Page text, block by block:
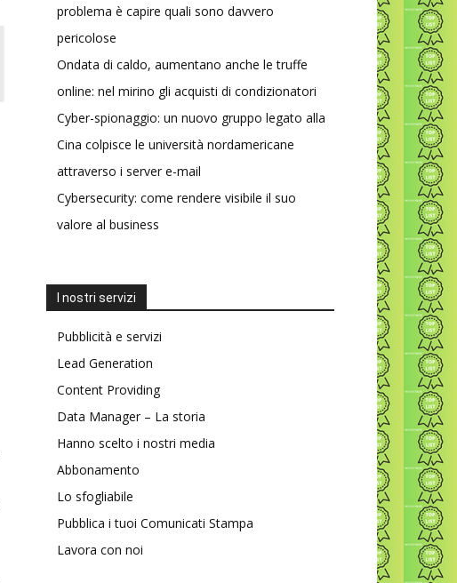
problema è capire quali sono davvero
pericolose
Ondata di caldo, aumentano anche le truffe
online: nel mirino gli acquisti di condizionatori
Cyber-spionaggio: un nuovo gruppo legato alla
Cina colpisce le università nordamericane
attraverso i server e-mail
Cybersecurity: come rendere visibile il suo
valore al business
I nostri servizi
Pubblicità e servizi
Lead Generation
Content Providing
Data Manager – La storia
Hanno scelto i nostri media
Abbonamento
Lo sfogliabile
Pubblica i tuoi Comunicati Stampa
Lavora con noi